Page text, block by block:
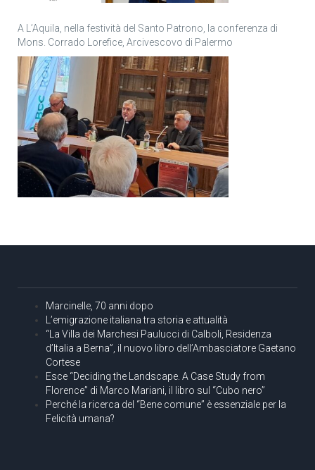
A L’Aquila, nella festività del Santo Patrono, la conferenza di
Mons. Corrado Lorefice, Arcivescovo di Palermo
Marcinelle, 70 anni dopo
L’emigrazione italiana tra storia e attualità
“La Villa dei Marchesi Paulucci di Calboli, Residenza
d’Italia a Berna”, il nuovo libro dell’Ambasciatore Gaetano
Cortese
Esce “Deciding the Landscape. A Case Study from
Florence” di Marco Mariani, il libro sul “Cubo nero”
Perché la ricerca del “Bene comune” è essenziale per la
Felicità umana?